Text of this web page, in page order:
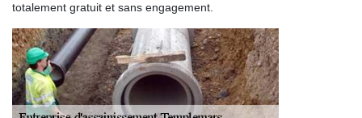
totalement gratuit et sans engagement.